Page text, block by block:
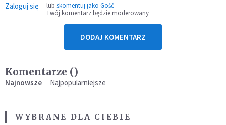
Zaloguj się lub skomentuj jako Gość
Twój komentarz będzie moderowany
DODAJ KOMENTARZ
Komentarze ()
Najnowsze Najpopularniejsze
WYBRANE DLA CIEBIE